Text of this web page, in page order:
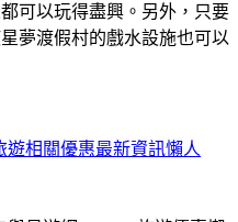
可以玩得盡興。另外，只要
夢渡假村的戲水設施也可以
遊相關優惠最新資訊懶人